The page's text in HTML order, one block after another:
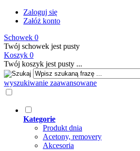
Zaloguj się
Załóż konto
Schowek 0
Twój schowek jest pusty
Koszyk 0
Twój koszyk jest pusty ...
wyszukiwanie zaawansowane
Kategorie
Produkt dnia
Acetony, removery
Akcesoria